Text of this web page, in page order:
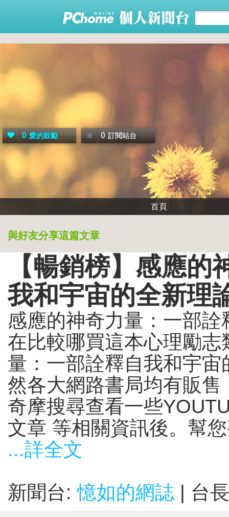
0 愛的鼓勵 0 訂閱站台
首頁
與好友分享這篇文章
【暢銷榜】感應
我和宇宙的全新理
感應的神奇力量：一部
在比較哪買這本心理勵
量：一部詮釋自我和宇
然各大網路書局均有販
奇摩搜尋查看一些
文章 等相關資訊後。幫
...詳全文
新聞台:憶如的網誌 | 台